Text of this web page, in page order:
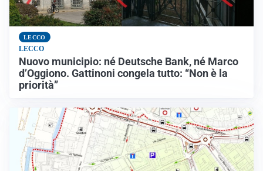
LECCO
LECCO
Nuovo municipio: né Deutsche Bank, né Marco
d’Oggiono. Gattinoni congela tutto: “Non è la
priorità”